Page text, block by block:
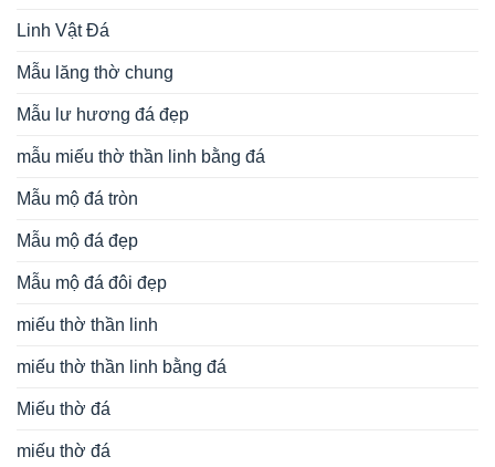
Linh Vật Đá
Mẫu lăng thờ chung
Mẫu lư hương đá đẹp
mẫu miếu thờ thần linh bằng đá
Mẫu mộ đá tròn
Mẫu mộ đá đẹp
Mẫu mộ đá đôi đẹp
miếu thờ thần linh
miếu thờ thần linh bằng đá
Miếu thờ đá
miếu thờ đá